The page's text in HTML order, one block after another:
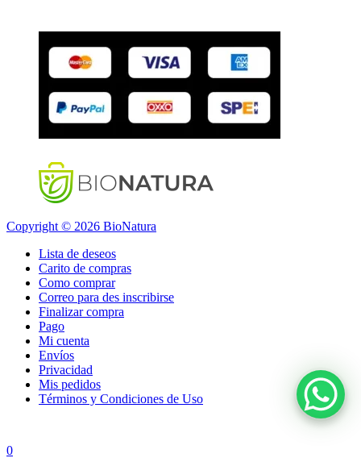
Copyright © 2026 BioNatura
Lista de deseos
Carito de compras
Como comprar
Correo para des inscribirse
Finalizar compra
Pago
Mi cuenta
Envíos
Privacidad
Mis pedidos
Términos y Condiciones de Uso
0